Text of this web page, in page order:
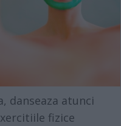
danseaza atunci
fizice